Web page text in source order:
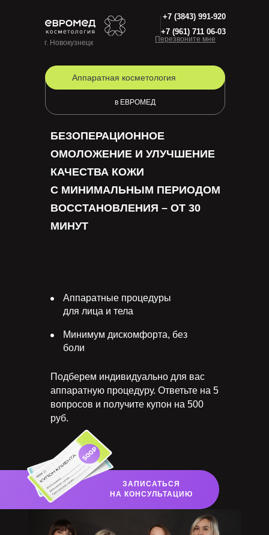
БЕЗОПЕРАЦИОННОЕ
ОМОЛОЖЕНИЕ И УЛУЧШЕНИЕ
КАЧЕСТВА КОЖИ
С МИНИМАЛЬНЫМ ПЕРИОДОМ
ВОССТАНОВЛЕНИЯ – ОТ 30
МИНУТ
Аппаратные процедуры
для лица и тела
Подберем индивидуально для вас
аппаратную процедуру. Ответьте на 5
вопросов и получите купон на 500
руб.
Минимум дискомфорта, без
боли
ЗАПИСАТЬСЯ
НА КОНСУЛЬТАЦИЮ
Аппаратная косметология
в ЕВРОМЕД
Перезвоните мне
г. Новокузнецк
+7 (3843) 991-920
+7 (961) 711 06-03